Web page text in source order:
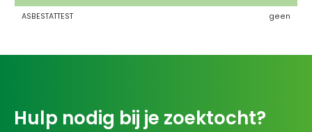
ASBESTATTEST geen
Hulp nodig bij je zoektocht?